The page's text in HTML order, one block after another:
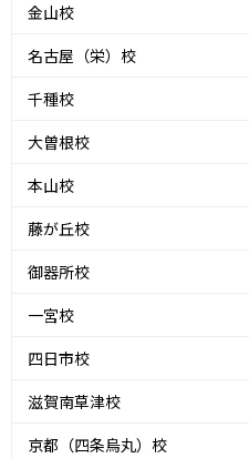
金山校
名古屋（栄）校
千種校
大曽根校
本山校
藤が丘校
御器所校
一宮校
四日市校
滋賀南草津校
京都（四条烏丸）校